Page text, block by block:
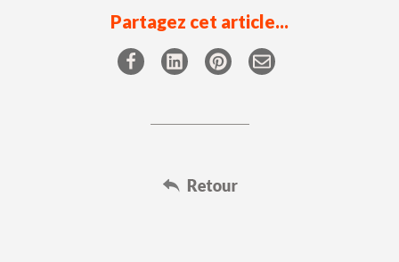
Partagez cet article...